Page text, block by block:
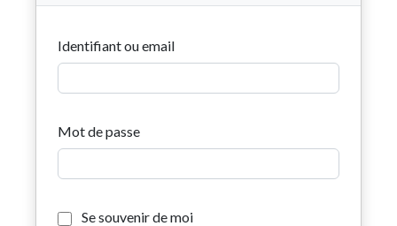
Identifiant ou email
Mot de passe
Se souvenir de moi